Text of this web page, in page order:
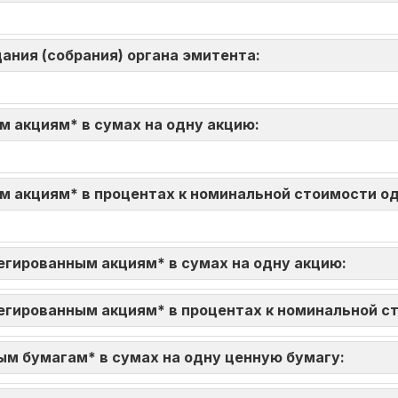
(собрания) органа эмитента:
акциям* в сумах на одну акцию:
акциям* в процентах к номинальной стоимости
акциям* в сумах на одну акцию:
акциям* в процентах к номинальной
бумагам* в сумах на одну ценную бумагу: